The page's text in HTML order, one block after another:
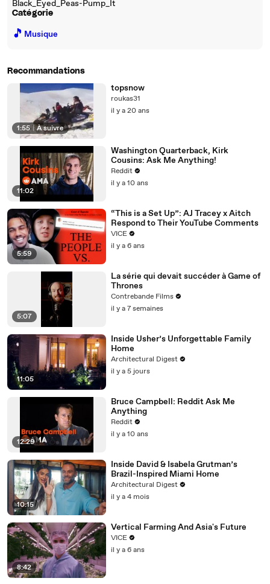
Black_Eyed_Peas-Pump_It
Catégorie
🎵 Musique
Recommandations
1:55 | À suivre
topsnow
roukas31
il y a 20 ans
11:02
Washington Quarterback, Kirk
Cousins: Ask Me Anything!
Reddit
il y a 10 ans
5:59
“This is a Set Up”: AJ Tracey x Aitch
Respond to Their YouTube Comments
VICE
il y a 6 ans
5:07
La série qui devait succéder à Game of
Thrones
Contrebande Films
il y a 7 semaines
11:05
Inside Usher’s Unforgettable Family
Home
Architectural Digest
il y a 5 jours
12:29
Bruce Campbell: Reddit Ask Me
Anything
Reddit
il y a 10 ans
10:15
Inside David & Isabela Grutman’s
Brazil-Inspired Miami Home
Architectural Digest
il y a 4 mois
8:42
Vertical Farming And Asia's Future
VICE
il y a 6 ans